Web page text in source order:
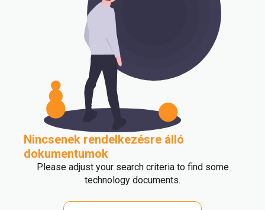
Nincsenek rendelkezésre álló
dokumentumok
Please adjust your search criteria to find some
technology documents.